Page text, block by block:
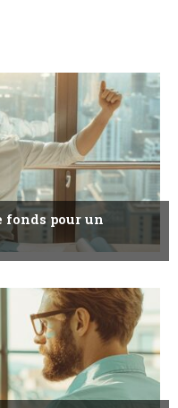
fonds pour un